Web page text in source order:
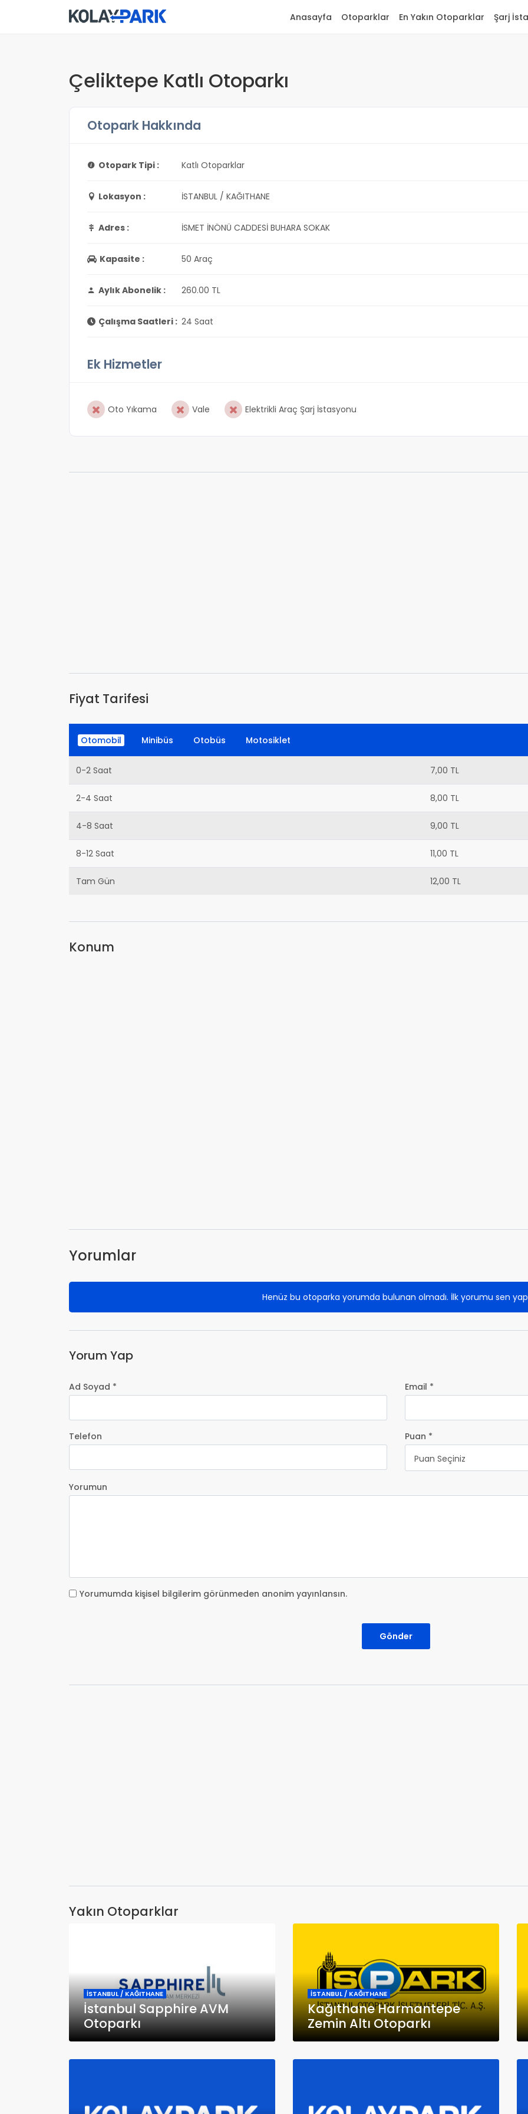
Anasayfa Otoparklar En Yakın Otoparklar Şarj
Çeliktepe Katlı Otoparkı
Otopark Hakkında
Otopark Tipi : Katlı Otoparklar
Lokasyon : İSTANBUL / KAĞITHANE
Adres : İSMET İNÖNÜ CADDESİ BUHARA SOKAK
Kapasite : 50 Araç
Aylık Abonelik : 260.00 TL
Çalışma Saatleri : 24 Saat
Ek Hizmetler
Oto Yıkama Vale Elektrikli Araç Şarj İstasyonu
Fiyat Tarifesi
Otomobil Minibüs Otobüs Motosiklet
0-2 Saat 7,00 TL
2-4 Saat 8,00 TL
4-8 Saat 9,00 TL
8-12 Saat 11,00 TL
Tam Gün 12,00 TL
Konum
Yorumlar
Henüz bu otoparka yorumda bulunan olmadı. İlk yorumu sen
Yorum Yap
Ad Soyad * Email *
Telefon
Puan *
Puan Seçiniz
Yorumun
Yorumumda kişisel bilgilerim görünmeden anonim yayınlansın.
Gönder
Yakın Otoparklar
İSTANBUL / KAĞITHANE
İstanbul Sapphire AVM
Otoparkı
İSTANBUL / KAĞITHANE
Kağıthane Harmantepe
Zemin Altı Otoparkı